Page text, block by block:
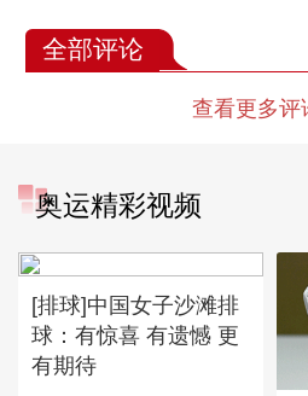
全部评论
查看更多评
奥运精彩视频
[排球]中国女子沙滩排
球：有惊喜 有遗憾 更
有期待